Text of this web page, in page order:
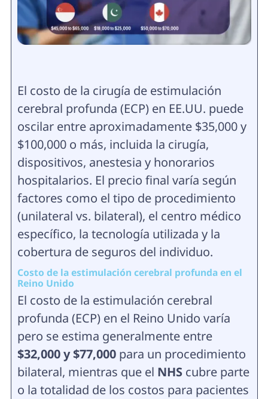
El costo de la cirugía de estimulación
cerebral profunda (ECP) en EE.UU. puede
oscilar entre aproximadamente $35,000 y
$100,000 o más, incluida la cirugía,
dispositivos, anestesia y honorarios
hospitalarios. El precio final varía según
factores como el tipo de procedimiento
(unilateral vs. bilateral), el centro médico
específico, la tecnología utilizada y la
cobertura de seguros del individuo.
Costo de la estimulación cerebral profunda en el
Reino Unido
El costo de la estimulación cerebral
profunda (ECP) en el Reino Unido varía
pero se estima generalmente entre
$32,000 y $77,000para un procedimiento
bilateral, mientras que el NHScubre parte
o la totalidad de los costos para pacientes